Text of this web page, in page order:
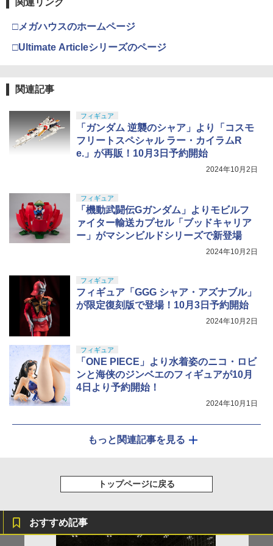
□メガハウスのホームページ
□Ultimate Articleシリーズのページ
関連記事
フィギュア
「ガンダム 逆襲のシャア」より「コスモ
フリートスペシャル ラー・カイラムR
e.」が再販！10月3日予約開始
2024年10月2日
フィギュア
「機動武闘伝Gガンダム」よりモビルフ
ァイター輸送カプセル「ブッドキャリア
ー」がマシンビルドシリーズで新登場
2024年10月2日
フィギュア
フィギュア「GGG シャア・アズナブル」
が限定復刻版で登場！10月3日予約開始
2024年10月2日
フィギュア
「ONE PIECE」より水着姿のニコ・ロビ
ンと海侠のジンベエのフィギュアが10月
4日より予約開始！
2024年10月1日
もっと関連記事を見る
トップページに戻る
おすすめ記事